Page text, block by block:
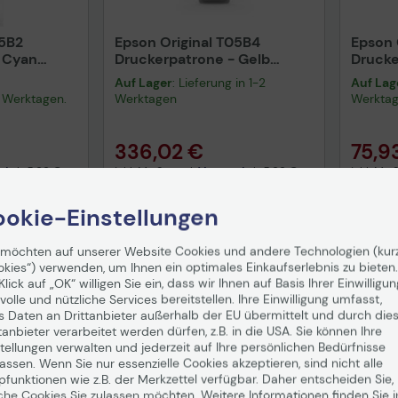
ab5,99 €
Epson Original T05B4
Druckerpatrone - Gelb
C13T05B44N
Auf Lager: Lieferung in 1-2
Werktagen
336,02 €
inkl. MwSt. zzgl.Versandab5,99 €
Epson
Auf
inkl.
Einstellungen
auf unserer Website Cookies und andere Technologien
verwenden, um Ihnen ein optimales Einkaufserlebnis zu bieten.
auf „OK“ willigen Sie ein, dass wir Ihnen auf Basis Ihrer
und nützliche Services bereitstellen. Ihre Einwilligung umfasst,
Daten an Drittanbieter außerhalb der EU übermittelt und durch
verarbeitet werden dürfen, z.B. in die USA. Sie können Ihre
verwalten und jederzeit auf Ihre persönlichen Bedürfnisse
Wenn Sie nur essenzielle Cookies akzeptieren, sind nicht alle
wie z.B. der Merkzettel verfügbar. Daher entscheiden Sie,